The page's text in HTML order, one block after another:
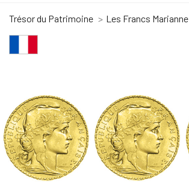
Trésor du Patrimoine Les Francs Marianne